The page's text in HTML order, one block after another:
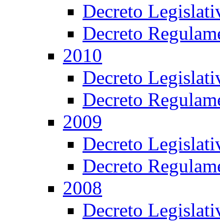
Decreto
Decreto
2010
Decreto
Decreto
2009
Decreto
Decreto
2008
Decreto